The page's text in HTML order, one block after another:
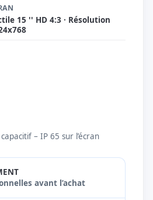
15 '' HD 4:3 · Résolution
– IP 65 sur l’écran
avant l’achat